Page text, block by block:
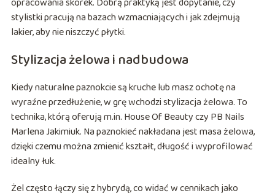
stylistki pracują na bazach wzmacniających i jak zdejmują
lakier, aby nie niszczyć płytki.
Stylizacja żelowa i nadbudowa
Kiedy naturalne paznokcie są kruche lub masz ochotę na
wyraźne przedłużenie, w grę wchodzi stylizacja żelowa. To
technika, którą oferują m.in. House Of Beauty czy PB Nails
Marlena Jakimiuk. Na paznokieć nakładana jest masa żelowa,
dzięki czemu można zmienić kształt, długość i wyprofilować
idealny łuk.
Żel często łączy się z hybrydą, co widać w cennikach jako